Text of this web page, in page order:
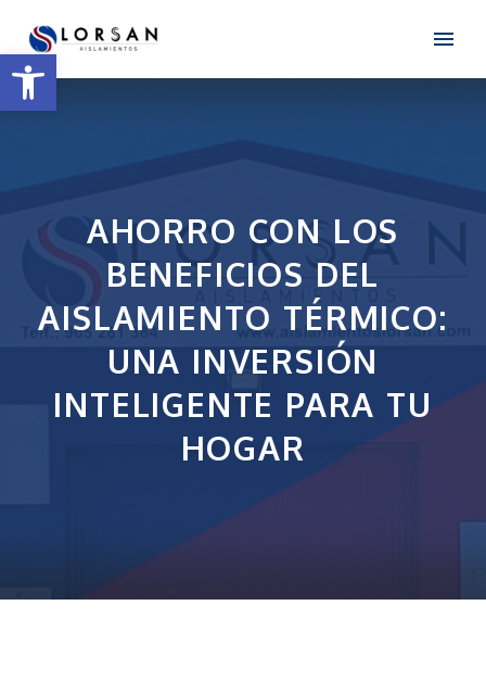
Open toolbar
AHORRO CON LOS
BENEFICIOS DEL
AISLAMIENTO TÉRMICO:
UNA INVERSIÓN
INTELIGENTE PARA TU
HOGAR